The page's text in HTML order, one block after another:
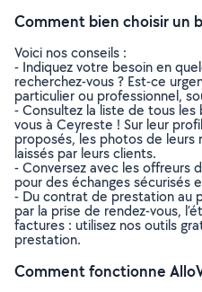
Comment bien choisir un
Voici nos conseils :
- Indiquez votre besoin en
recherchez-vous ? Est-ce
particulier ou professionnel,
- Consultez la liste de tous
vous à Ceyreste ! Sur leur
proposés, les photos de leurs
laissés par leurs clients.
- Conversez avec les offreurs
pour des échanges sécurisés
- Du contrat de prestation au
par la prise de rendez-vous,
factures : utilisez nos outils
prestation.
Comment fonctionne